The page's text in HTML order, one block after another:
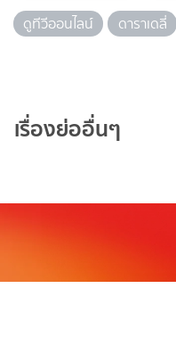
ดูทีวีออนไลน์
ดาราเดลี่
เรื่องย่ออื่นๆ